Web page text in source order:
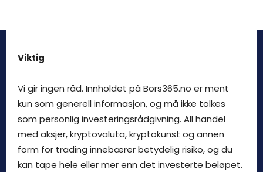
Viktig
Vi gir ingen råd. Innholdet på Bors365.no er ment
kun som generell informasjon, og må ikke tolkes
som personlig investeringsrådgivning. All handel
med aksjer, kryptovaluta, kryptokunst og annen
form for trading innebærer betydelig risiko, og du
kan tape hele eller mer enn det investerte beløpet.